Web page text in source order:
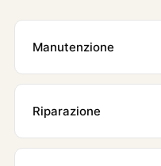
Manutenzione
Riparazione